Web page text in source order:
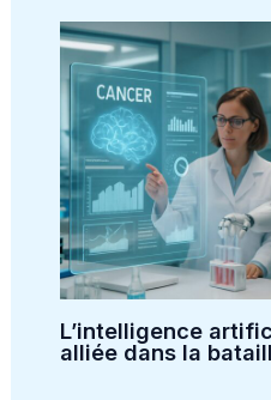
L’intelligence
alliée dans la